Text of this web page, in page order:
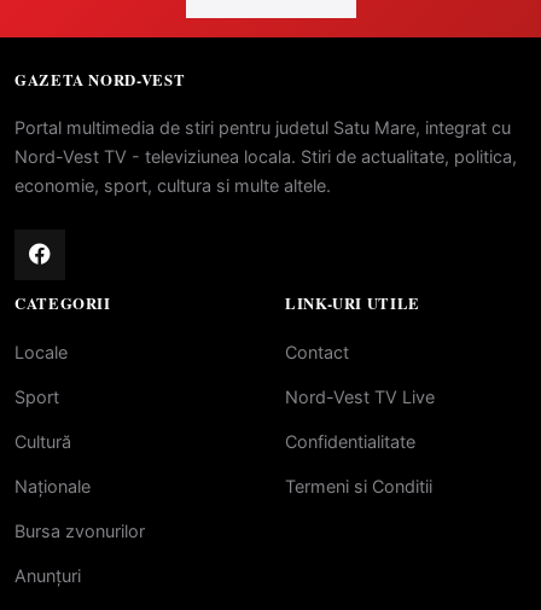
GAZETA NORD-VEST
Portal multimedia de stiri pentru judetul Satu Mare, integrat cu
Nord-Vest TV - televiziunea locala. Stiri de actualitate, politica,
economie, sport, cultura si multe altele.
CATEGORII
Locale
Sport
Cultură
Naționale
Bursa zvonurilor
Anunțuri
LINK-URI UTILE
Contact
Nord-Vest TV Live
Confidentialitate
Termeni si Conditii